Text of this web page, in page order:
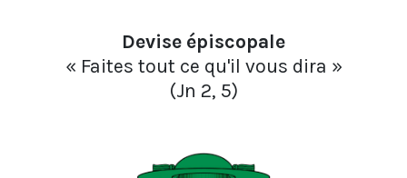
Devise épiscopale
« Faites tout ce qu'il vous dira »
(Jn 2, 5)